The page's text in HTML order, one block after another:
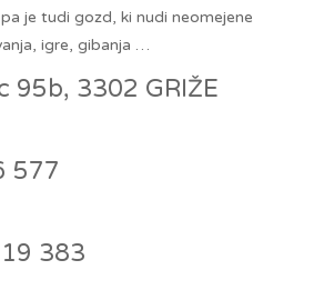
je tudi gozd, ki nudi neomejene
igre, gibanja …
95b, 3302 GRIŽE
577
383